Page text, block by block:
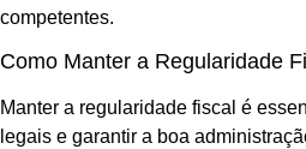
competentes.
Como Manter a Regularidade
Manter a regularidade fiscal é
legais e garantir a boa